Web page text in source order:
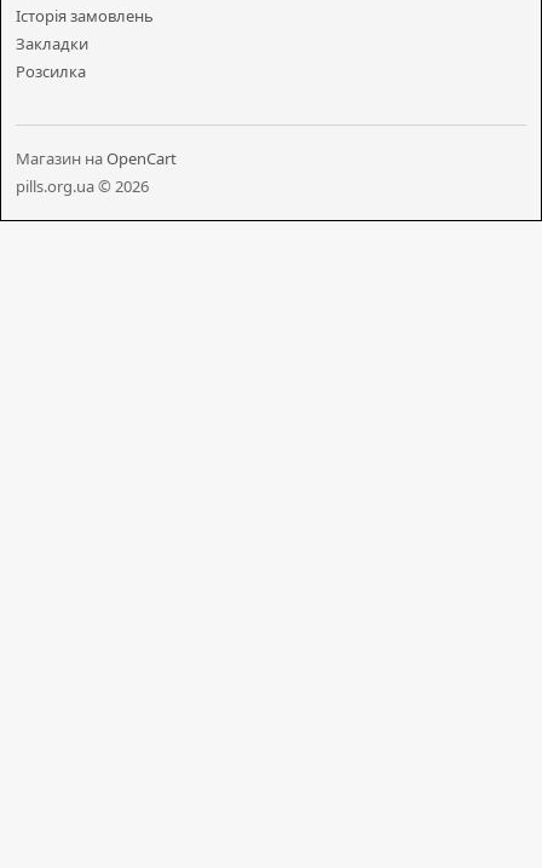
Історія замовлень
Закладки
Розсилка
Магазин наOpenCart
pills.org.ua © 2026